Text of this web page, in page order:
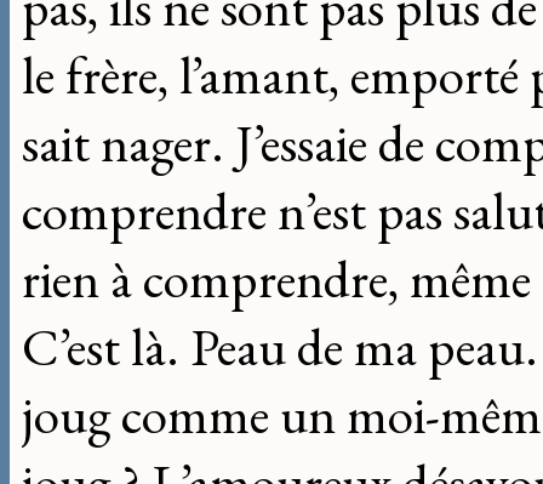
le frère, l’amant, emporté
sait nager. J’essaie de
comprendre n’est pas
rien à comprendre,
C’est là. Peau de ma
joug comme un moi-